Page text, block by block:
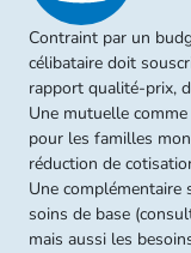
Contraint par un
célibataire doit
rapport qualité-prix,
Une mutuelle
pour les familles
réduction de
Une complémentaire
soins de base
mais aussi les